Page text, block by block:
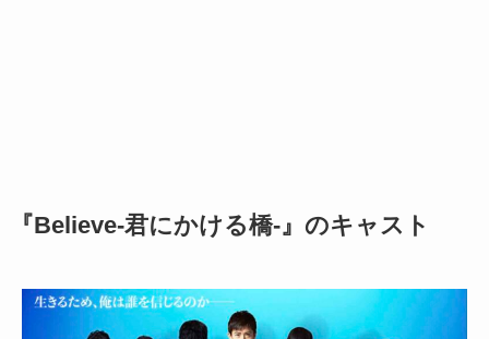
『Believe-君にかける橋-』のキャスト